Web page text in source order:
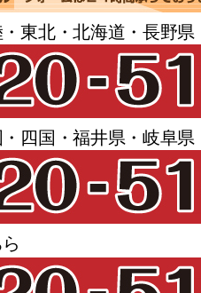
東北・北海道・長野県
四国・福井県・岐阜県